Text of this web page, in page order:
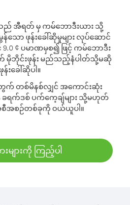
သည် အီရတ် မှ ကမ်ဘောဒီးယား သို့
ော ဖုန်းခေါ်ဆိုမှုများ လုပ်ဆောင်
¢ ပမာဏမှစ၍ ဖြင့် ကမ်ဘောဒီး
တ် မိုဘိုင်းဖုန်း မည်သည့်နံပါတ်သို့မဆို
န်းခေါ်ဆိုပါ။
က် တစ်မိနစ်လျှင် အကောင်းဆုံး
ခရက်ဒစ် ပက်ကေ့ချ်များ သို့မဟုတ်
စီအစဉ်တစ်ခုကို ဝယ်ယူပါ။
များကို ကြည့်ပါ